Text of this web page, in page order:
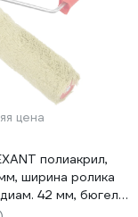
цена
полиакрил,
ширина ролика
42 мм, бюгель
Мастер 89-